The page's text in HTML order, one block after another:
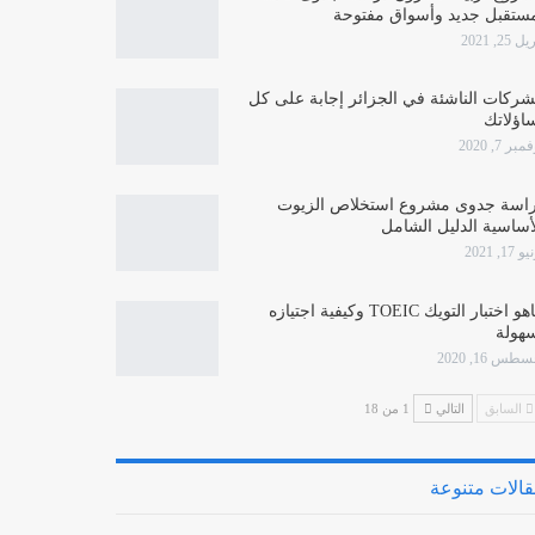
جديد وأسواق مفتوحة
25, 2021
الناشئة في الجزائر إجابة على كل
7, 2020
جدوى مشروع استخلاص الزيوت
الدليل الشامل
2021
ماهو اختبار التويك TOEIC وكيفية اجتيازه
16, 2020
السابق التالي 1 من 18
متنوعة